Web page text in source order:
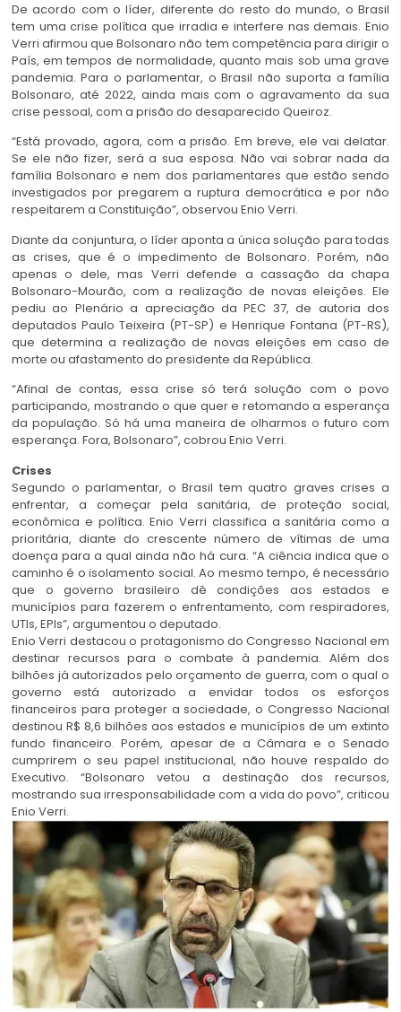
De acordo com o líder, diferente do resto do mundo, o Brasil
tem uma crise política que irradia e interfere nas demais. Enio
Verri afirmou que Bolsonaro não tem competência para dirigir o
País, em tempos de normalidade, quanto mais sob uma grave
pandemia. Para o parlamentar, o Brasil não suporta a família
Bolsonaro, até 2022, ainda mais com o agravamento da sua
crise pessoal, com a prisão do desaparecido Queiroz.
“Está provado, agora, com a prisão. Em breve, ele vai delatar.
Se ele não fizer, será a sua esposa. Não vai sobrar nada da
família Bolsonaro e nem dos parlamentares que estão sendo
investigados por pregarem a ruptura democrática e por não
respeitarem a Constituição”, observou Enio Verri.
Diante da conjuntura, o líder aponta a única solução para todas
as crises, que é o impedimento de Bolsonaro. Porém, não
apenas o dele, mas Verri defende a cassação da chapa
Bolsonaro-Mourão, com a realização de novas eleições. Ele
pediu ao Plenário a apreciação da PEC 37, de autoria dos
deputados Paulo Teixeira (PT-SP) e Henrique Fontana (PT-RS),
que determina a realização de novas eleições em caso de
morte ou afastamento do presidente da República.
“Afinal de contas, essa crise só terá solução com o povo
participando, mostrando o que quer e retomando a esperança
da população. Só há uma maneira de olharmos o futuro com
esperança. Fora, Bolsonaro”, cobrou Enio Verri.
Crises
Segundo o parlamentar, o Brasil tem quatro graves crises a
enfrentar, a começar pela sanitária, de proteção social,
econômica e política. Enio Verri classifica a sanitária como a
prioritária, diante do crescente número de vítimas de uma
doença para a qual ainda não há cura. “A ciência indica que o
caminho é o isolamento social. Ao mesmo tempo, é necessário
que o governo brasileiro dê condições aos estados e
municípios para fazerem o enfrentamento, com respiradores,
UTIs, EPIs”, argumentou o deputado.
Enio Verri destacou o protagonismo do Congresso Nacional em
destinar recursos para o combate à pandemia. Além dos
bilhões já autorizados pelo orçamento de guerra, com o qual o
governo está autorizado a envidar todos os esforços
financeiros para proteger a sociedade, o Congresso Nacional
destinou R$ 8,6 bilhões aos estados e municípios de um extinto
fundo financeiro. Porém, apesar de a Câmara e o Senado
cumprirem o seu papel institucional, não houve respaldo do
Executivo. “Bolsonaro vetou a destinação dos recursos,
mostrando sua irresponsabilidade com a vida do povo”, criticou
Enio Verri.